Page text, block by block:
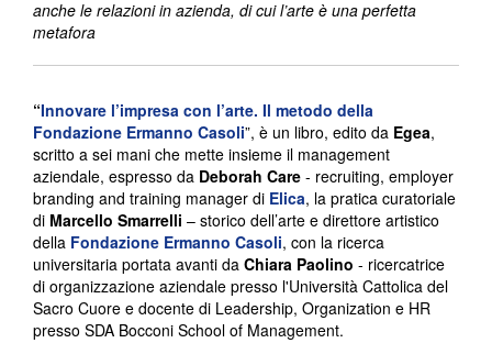
anche le relazioni in azienda, di cui l’arte è una perfetta
metafora
“Innovare l’impresa con l’arte. Il metodo della
Fondazione Ermanno Casoli”, è un libro, edito da Egea,
scritto a sei mani che mette insieme il management
aziendale, espresso da Deborah Care - recruiting, employer
branding and training manager di Elica, la pratica curatoriale
di Marcello Smarrelli – storico dell’arte e direttore artistico
della Fondazione Ermanno Casoli, con la ricerca
universitaria portata avanti da Chiara Paolino - ricercatrice
di organizzazione aziendale presso l'Università Cattolica del
Sacro Cuore e docente di Leadership, Organization e HR
presso SDA Bocconi School of Management.